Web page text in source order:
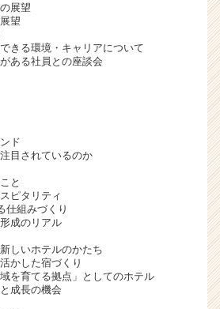
展望
望
きる環境・キャリアについて
ある社員との座談会
ド
目されているのか
と
ピタリティ
仕組みづくり
成のリアル
しいホテルのかたち
かした宿づくり
を育てる拠点」としてのホテル
成長の機会